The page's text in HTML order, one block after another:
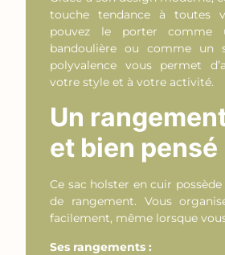
touche tendance à toutes
pouvez le porter comme
bandoulière ou comme un
polyvalence vous permet
votre style et à votre activité.
Un
et bien pensé
Ce sac holster en cuir
de rangement. Vous
facilement, même lorsque
Ses rangements :